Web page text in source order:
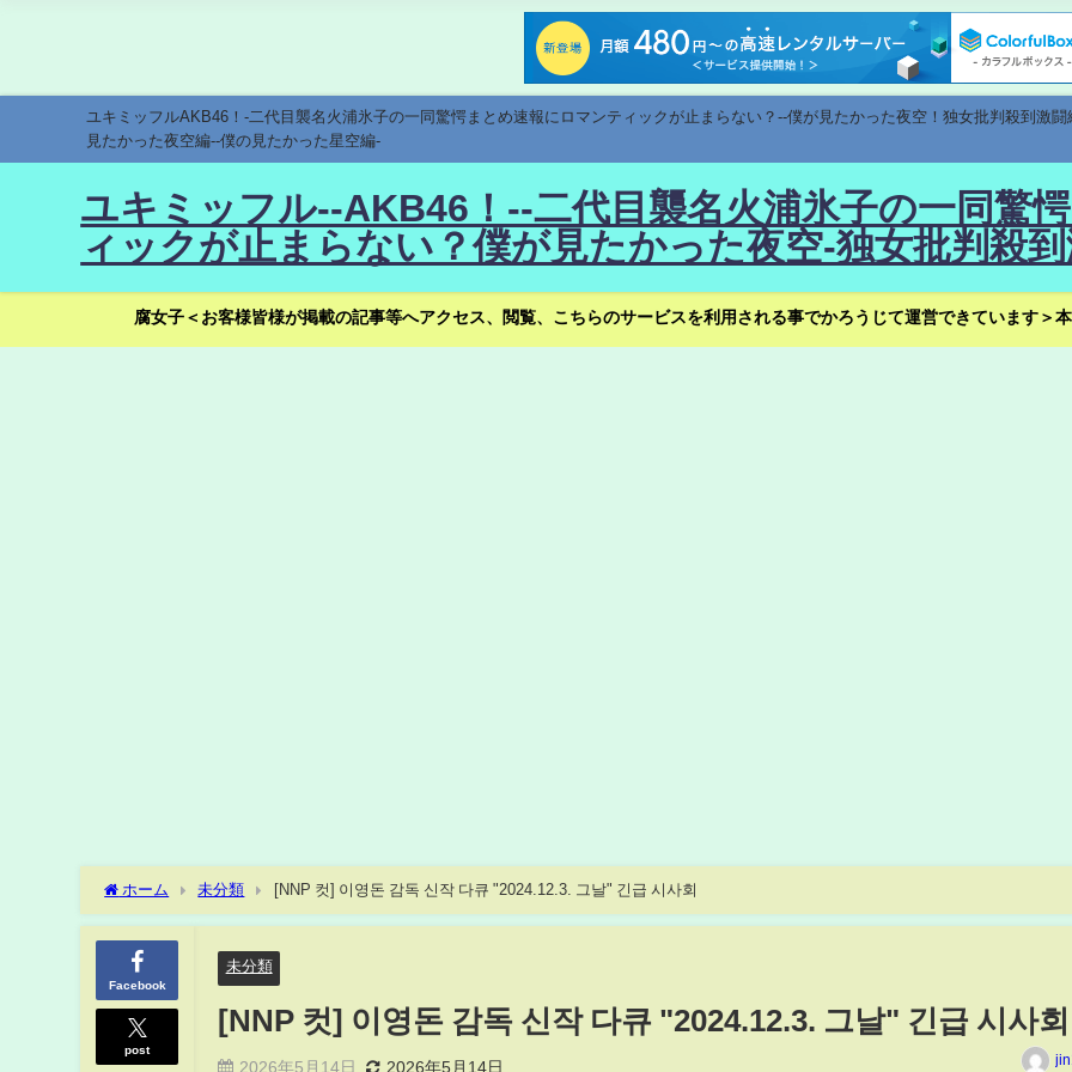
ユキミッフルAKB46！-二代目襲名火浦氷子の一同驚愕まとめ速報にロマンティックが止まらない？--僕が見たかった夜空！独女批判殺到激
見たかった夜空編--僕の見たかった星空編-
ユキミッフル--AKB46！--二代目襲名火浦氷子の一同驚
ィックが止まらない？僕が見たかった夜空-独女批判殺
腐女子＜お客様皆様が掲載の記事等へアクセス、閲覧、こちらのサービスを利用される事でかろうじて運営できています＞
ホーム 未分類 [NNP 컷] 이영돈 감독 신작 다큐 "2024.12.3. 그날" 긴급 시사회
Facebook
post
未分類
[NNP 컷] 이영돈 감독 신작 다큐 "2024.12.3. 그날" 긴급 시사회
2026年5月14日 2026年5月14日